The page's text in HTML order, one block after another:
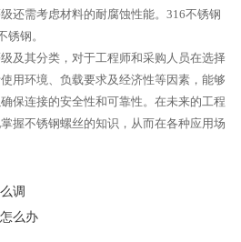
还需考虑材料的耐腐蚀性能。316不锈钢
锈钢。
及其分类，对于工程师和采购人员在选择
用环境、负载要求及经济性等因素，能够
保连接的安全性和可靠性。在未来的工程
握不锈钢螺丝的知识，从而在各种应用场
调
么办